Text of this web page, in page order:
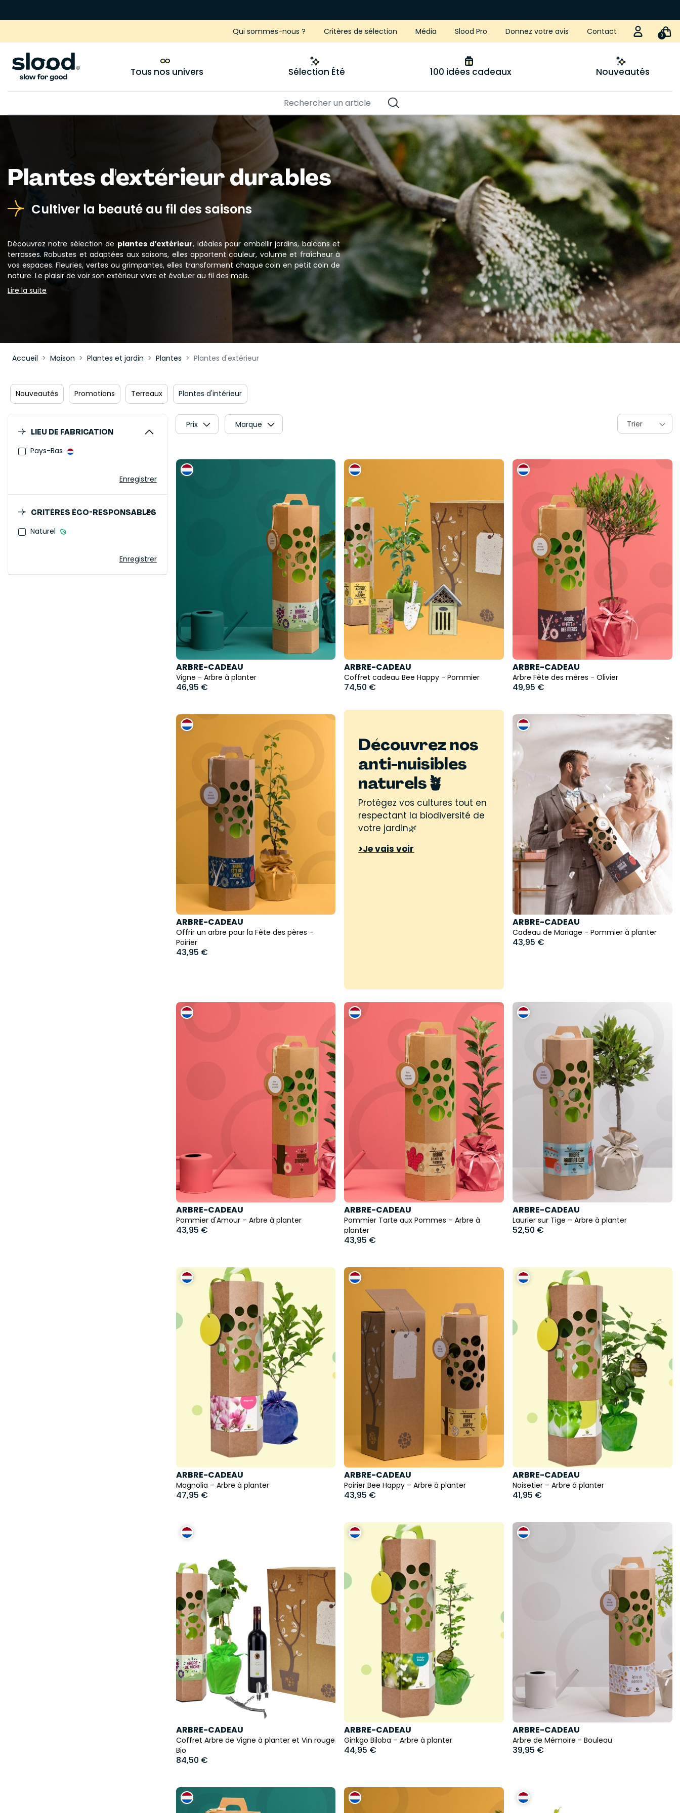
Qui sommes-nous ? Critères de sélection Média Slood Pro Donnez votre avis Contact 0
Tous nos univers Sélection Été 100 idées cadeaux Nouveautés
Plantes d'extérieur durables
Cultiver la beauté au fil des saisons
Découvrez notre sélection de plantes d’extérieur, idéales pour embellir jardins, balcons et
terrasses. Robustes et adaptées aux saisons, elles apportent couleur, volume et fraîcheur à
vos espaces. Fleuries, vertes ou grimpantes, elles transforment chaque coin en petit coin de
nature. Le plaisir de voir son extérieur vivre et évoluer au fil des mois.
Lire la suite
Accueil Maison Plantes et jardin Plantes Plantes d'extérieur
Nouveautés Promotions Terreaux Plantes d'intérieur
LIEU DE FABRICATION
Pays-Bas
Enregistrer
CRITÈRES ÉCO-RESPONSABLES
Naturel
Enregistrer
Prix Marque Trier
ARBRE-CADEAU
Vigne - Arbre à planter
46,95 €
ARBRE-CADEAU
Coffret cadeau Bee Happy - Pommier
74,50 €
ARBRE-CADEAU
Arbre Fête des mères - Olivier
49,95 €
ARBRE-CADEAU
Offrir un arbre pour la Fête des pères -
Poirier
43,95 €
Découvrez nos
anti-nuisibles
naturels🪴
Protégez vos cultures tout en
respectant la biodiversité de
votre jardin🌿
>Je vais voir
ARBRE-CADEAU
Cadeau de Mariage - Pommier à planter
43,95 €
ARBRE-CADEAU
Pommier d'Amour – Arbre à planter
43,95 €
ARBRE-CADEAU
Pommier Tarte aux Pommes – Arbre à
planter
43,95 €
ARBRE-CADEAU
Laurier sur Tige – Arbre à planter
52,50 €
ARBRE-CADEAU
Magnolia – Arbre à planter
47,95 €
ARBRE-CADEAU
Poirier Bee Happy – Arbre à planter
43,95 €
ARBRE-CADEAU
Noisetier – Arbre à planter
41,95 €
ARBRE-CADEAU
Coffret Arbre de Vigne à planter et Vin rouge
Bio
84,50 €
ARBRE-CADEAU
Ginkgo Biloba – Arbre à planter
44,95 €
ARBRE-CADEAU
Arbre de Mémoire - Bouleau
39,95 €